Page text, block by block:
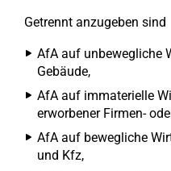
Getrennt anzugeben sind
AfA auf unbewegliche
Gebäude,
AfA auf immaterielle
erworbener Firmen-
AfA auf bewegliche
und Kfz,